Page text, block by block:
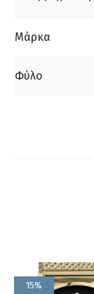
Μάρκα
Φύλο
15%